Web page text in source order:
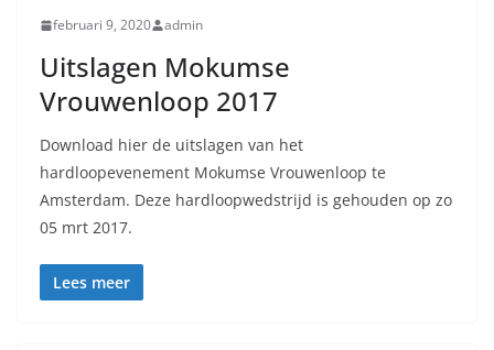
februari 9, 2020 admin
Uitslagen Mokumse
Vrouwenloop 2017
Download hier de uitslagen van het
hardloopevenement Mokumse Vrouwenloop te
Amsterdam. Deze hardloopwedstrijd is gehouden op zo
05 mrt 2017.
Lees meer